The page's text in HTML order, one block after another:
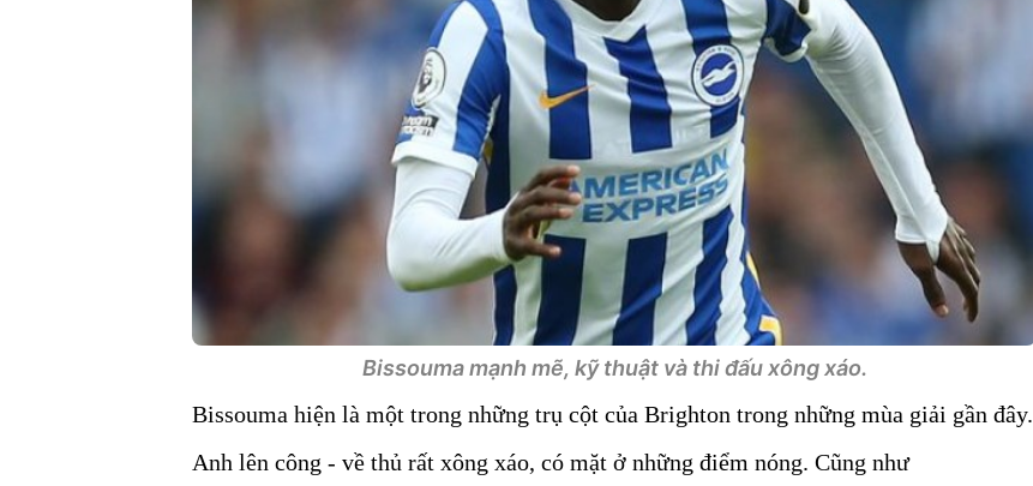
Bissouma mạnh mẽ, kỹ thuật và thi đấu xông xáo.
Bissouma hiện là một trong những trụ cột của Brighton trong những mùa giải gần đây.
Anh lên công - về thủ rất xông xáo, có mặt ở những điểm nóng. Cũng như